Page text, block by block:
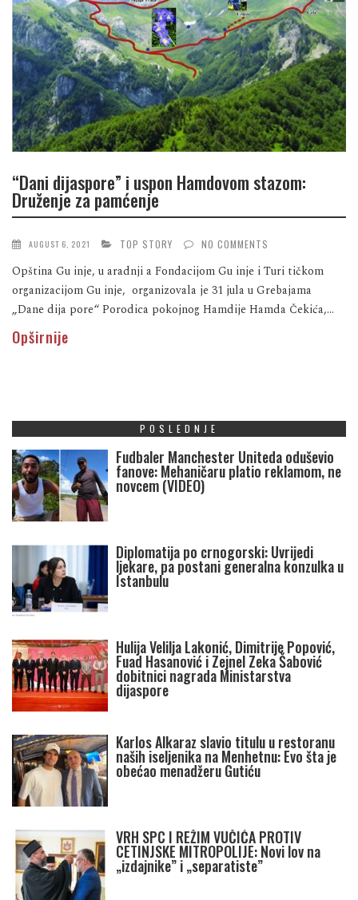
“Dani dijaspore” i uspon Hamdovom stazom:
Druženje za pamćenje
AUGUST 6, 2021 TOP STORY NO COMMENTS
Opština Gu inje, u aradnji a Fondacijom Gu inje i Turi tičkom
organizacijom Gu inje, organizovala je 31 jula u Grebajama
„Dane dija pore“ Porodica pokojnog Hamdije Hamda Čekića,...
Opširnije
POSLEDNJE
Fudbaler Manchester Uniteda oduševio
fanove: Mehaničaru platio reklamom, ne
novcem (VIDEO)
Diplomatija po crnogorski: Uvrijedi
ljekare, pa postani generalna konzulka u
Istanbulu
Hulija Velilja Lakonić, Dimitrije Popović,
Fuad Hasanović i Zejnel Zeka Šabović
dobitnici nagrada Ministarstva
dijaspore
Karlos Alkaraz slavio titulu u restoranu
naših iseljenika na Menhetnu: Evo šta je
obećao menadžeru Gutiću
VRH SPC I REŽIM VUČIĆA PROTIV
CETINJSKE MITROPOLIJE: Novi lov na
„izdajnike” i „separatiste”